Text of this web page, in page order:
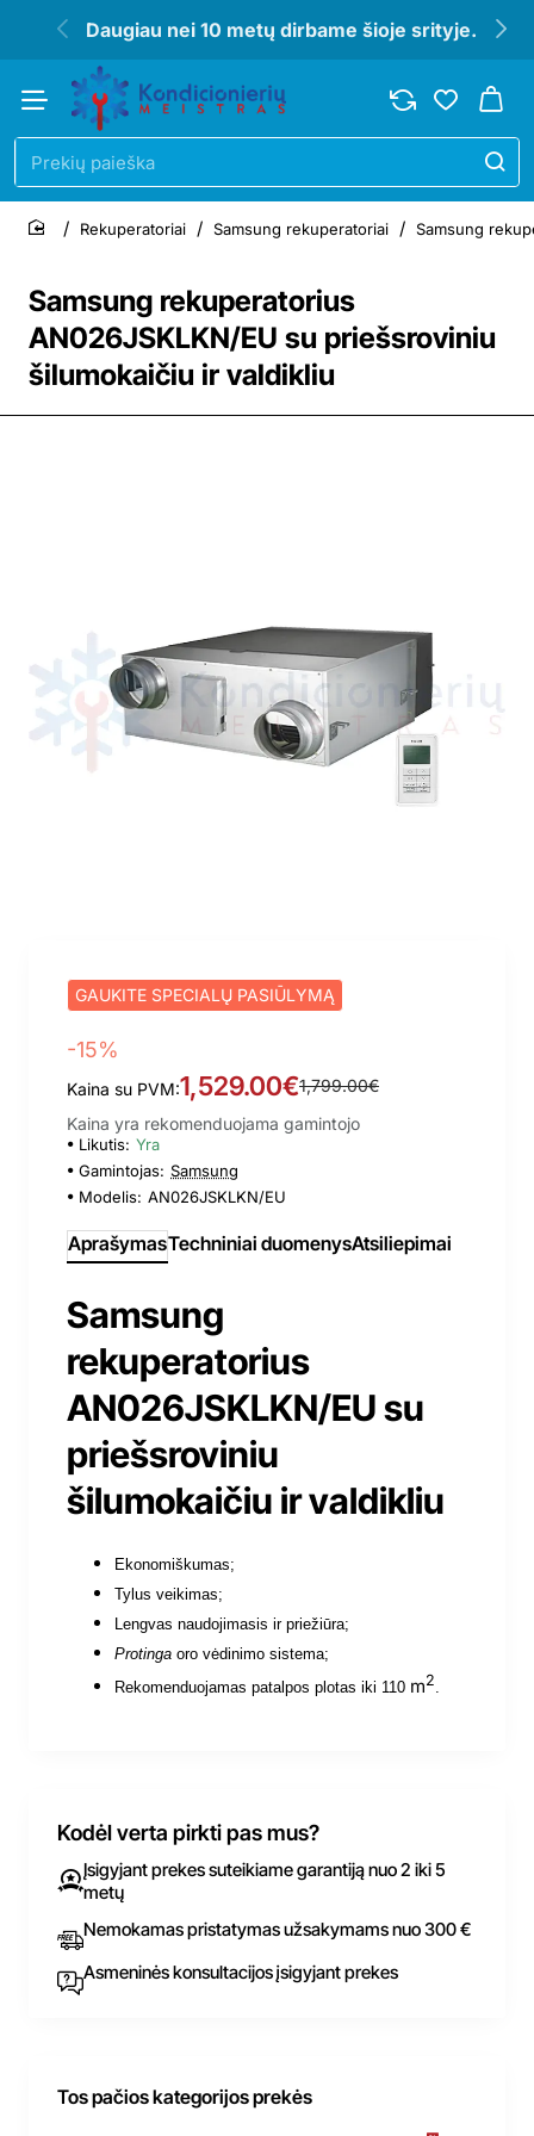
Daugiau nei 10 metų dirbame šioje srityje.
Prekių
paieška
Samsung rekuperatorius
AN026JSKLKN/EU su priešsroviniu
šilumokaičiu ir valdikliu
home
Rekuperatoriai Samsung rekuperatoriai Samsung
GAUKITE SPECIALŲ PASIŪLYMĄ
-15%
Kaina su PVM:1,529.00€1,799.00€
Kaina yra rekomenduojama gamintojo
Likutis: Yra
Gamintojas: Samsung
Modelis: AN026JSKLKN/EU
AprašymasTechniniai duomenysAtsiliepimai
Samsung
rekuperatorius
AN026JSKLKN/EU su
priešsroviniu
šilumokaičiu ir valdikliu
Ekonomiškumas;
Tylus veikimas;
Lengvas naudojimasis ir priežiūra;
Protinga oro vėdinimo sistema;
Rekomenduojamas patalpos plotas iki 110 m2
Kodėl verta pirkti pas mus?
Įsigyjant prekes suteikiame garantiją nuo 2 iki 5
metų
Nemokamas pristatymas užsakymams nuo 300 €
Asmeninės konsultacijos įsigyjant prekes
Tos pačios kategorijos prekės